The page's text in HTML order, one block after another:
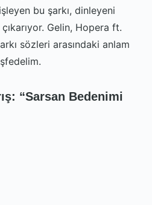
bu şarkı, dinleyeni
Gelin, Hopera ft.
sözleri arasındaki anlam
“Sarsan Bedenimi